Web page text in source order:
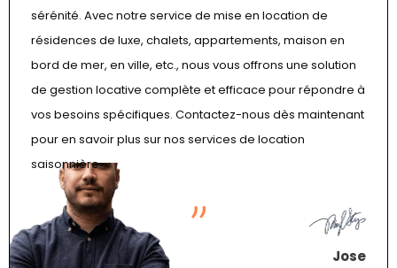
sérénité. Avec notre service de mise en location de
résidences de luxe, chalets, appartements, maison en
bord de mer, en ville, etc., nous vous offrons une solution
de gestion locative complète et efficace pour répondre à
vos besoins spécifiques. Contactez-nous dès maintenant
pour en savoir plus sur nos services de location
saisonnière.
Jose